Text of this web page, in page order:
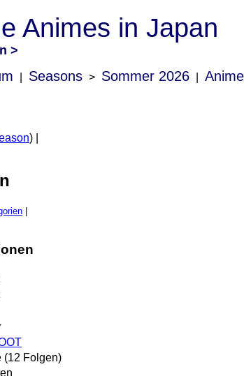
Animes in Japan
>
Seasons > Sommer 2026
) |
|
(12 Folgen)